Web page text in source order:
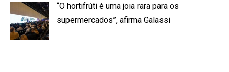
“O hortifrúti é uma joia rara para os
supermercados”, afirma Galassi